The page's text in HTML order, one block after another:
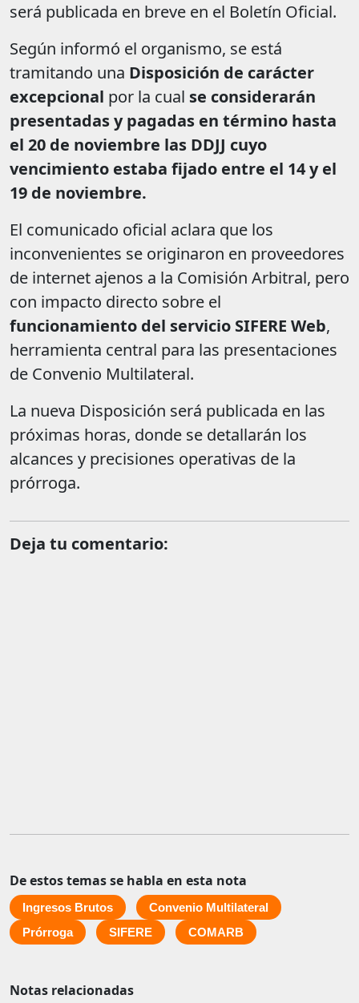
será publicada en breve en el Boletín Oficial.
Según informó el organismo, se está
tramitando una Disposición de carácter
excepcional por la cual se considerarán
presentadas y pagadas en término hasta
el 20 de noviembre las DDJJ cuyo
vencimiento estaba fijado entre el 14 y el
19 de noviembre.
El comunicado oficial aclara que los
inconvenientes se originaron en proveedores
de internet ajenos a la Comisión Arbitral, pero
con impacto directo sobre el
funcionamiento del servicio SIFERE Web,
herramienta central para las presentaciones
de Convenio Multilateral.
La nueva Disposición será publicada en las
próximas horas, donde se detallarán los
alcances y precisiones operativas de la
prórroga.
Deja tu comentario:
De estos temas se habla en esta nota
Ingresos Brutos
Convenio Multilateral
Prórroga
SIFERE COMARB
Notas relacionadas